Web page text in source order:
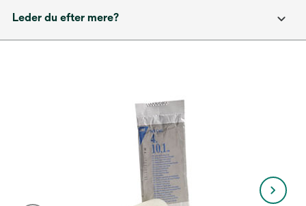
Leder du efter mere?